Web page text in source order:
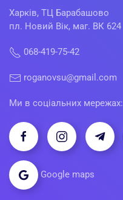
Харків, ТЦ Барабашово
пл. Новий Вік, маг. ВК 624
068-419-75-42
roganovsu@gmail.com
Ми в соціальних мережах:
Google maps